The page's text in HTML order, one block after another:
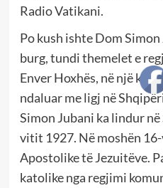
Radio Vatikani.
Po kush ishte Dom
burg, tundi themelet e
Enver Hoxhës, në një
ndaluar me ligj në
Simon Jubani ka lindur në
vitit 1927. Në moshën
Apostolike të Jezuitëve.
katolike nga regjimi